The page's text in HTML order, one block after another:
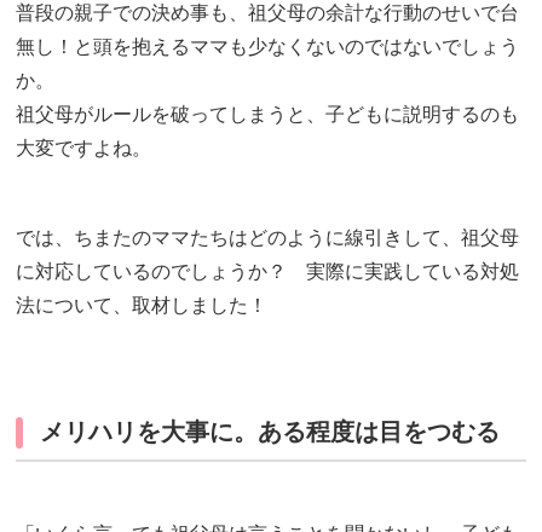
普段の親子での決め事も、祖父母の余計な行動のせいで台
無し！と頭を抱えるママも少なくないのではないでしょう
か。
祖父母がルールを破ってしまうと、子どもに説明するのも
大変ですよね。
では、ちまたのママたちはどのように線引きして、祖父母
に対応しているのでしょうか？ 実際に実践している対処
法について、取材しました！
メリハリを大事に。ある程度は目をつむる